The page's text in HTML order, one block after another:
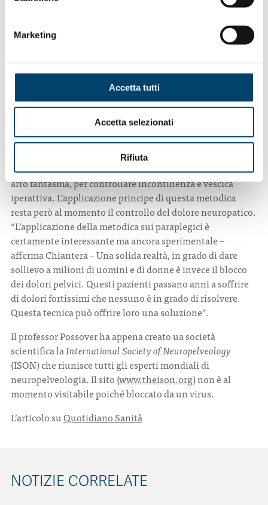
Marketing
Accetta tutti
Accetta selezionati
Rifiuta
La procedura LION ( impianto selettivo di elettrodi sui
paraplegici (per ora è stata effettuata solo su pazienti con
lesioni spinali incomplete e preferibilmente con paralisi
spastiche e livello delle lesioni a partire da T12, cioè con
buon controllo del tronco) a camminare e forse a
recuperare anche il controllo dello sfintere vescicale, delle
funzioni intestinali e sessuali. Ma il vulcanico scienziato
sta già pensando ad ulteriori applicazioni di questa
tecnica, come nei bambini con spina bifida, nel dolore da
arto fantasma, per controllare incontinenza e vescica
iperattiva. L’applicazione principe di questa metodica
resta però al momento il controllo del dolore neuropatico.
“L’applicazione della metodica sui paraplegici è
certamente interessante ma ancora sperimentale –
afferma Chiantera – Una solida realtà, in grado di dare
sollievo a milioni di uomini e di donne è invece il blocco
dei dolori pelvici. Questi pazienti passano anni a soffrire
di dolori fortissimi che nessuno è in grado di risolvere.
Questa tecnica può offrire loro una soluzione”.
Il professor Possover ha appena creato ua società
scientifica laInternational Society of Neuropelveology
(ISON) che riunisce tutti gli esperti mondiali di
neuropelveologia. Il sito (www.theison.org) non è al
momento visitabile poiché bloccato da un virus.
L’articolo suQuotidiano Sanità
NOTIZIE CORRELATE